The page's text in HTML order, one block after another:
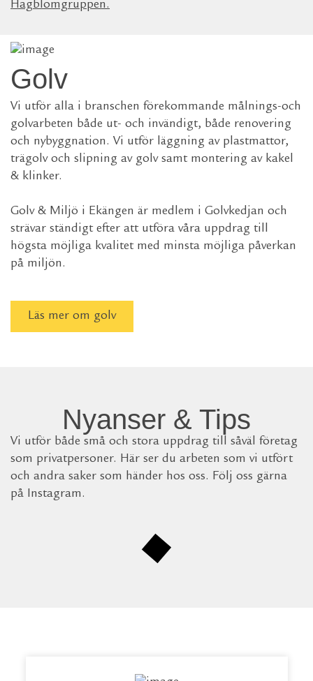
Hagblomgruppen.
Golv
Vi utför alla i branschen förekommande målnings-och
golvarbeten både ut- och invändigt, både renovering
och nybyggnation. Vi utför läggning av plastmattor,
trägolv och slipning av golv samt montering av kakel
& klinker.
Golv & Miljö i Ekängen är medlem i Golvkedjan och
strävar ständigt efter att utföra våra uppdrag till
högsta möjliga kvalitet med minsta möjliga påverkan
på miljön.
Läs mer om golv
Nyanser & Tips
Vi utför både små och stora uppdrag till såväl företag
som privatpersoner. Här ser du arbeten som vi utfört
och andra saker som händer hos oss. Följ oss gärna
på Instagram.